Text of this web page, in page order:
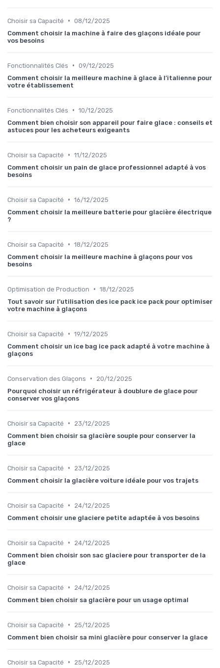
Choisir sa Capacité • 08/12/2025
Comment choisir la machine à faire des glaçons idéale pour
vos besoins
Fonctionnalités Clés • 09/12/2025
Comment choisir la meilleure machine à glace à l’italienne pour
votre établissement
Fonctionnalités Clés • 10/12/2025
Comment bien choisir son appareil pour faire glace : conseils et
astuces pour les acheteurs exigeants
Choisir sa Capacité • 11/12/2025
Comment choisir un pain de glace professionnel adapté à vos
besoins
Choisir sa Capacité • 16/12/2025
Comment choisir la meilleure batterie pour glacière électrique
?
Choisir sa Capacité • 18/12/2025
Comment choisir la meilleure machine à glaçons pour vos
besoins
Optimisation de Production • 18/12/2025
Tout savoir sur l’utilisation des ice pack ice pack pour optimiser
votre machine à glaçons
Choisir sa Capacité • 19/12/2025
Comment choisir un ice bag ice pack adapté à votre machine à
glaçons
Conservation des Glaçons •
20/12/2025
Pourquoi choisir un réfrigérateur à doublure de glace pour
conserver vos glaçons
Choisir sa Capacité •
23/12/2025
Comment bien choisir sa glacière souple pour conserver la
glace
Choisir sa Capacité •
23/12/2025
Comment choisir la glacière voiture idéale pour vos trajets
Choisir sa Capacité •
24/12/2025
Comment choisir une glaciere petite adaptée à vos besoins
Choisir sa Capacité •
24/12/2025
Comment bien choisir son sac glaciere pour transporter de la
glace
Choisir sa Capacité •
24/12/2025
Comment bien choisir sa glacière pour un usage optimal
Choisir sa Capacité •
25/12/2025
Comment bien choisir sa mini glacière pour conserver la glace
Choisir sa Capacité • 25/12/2025